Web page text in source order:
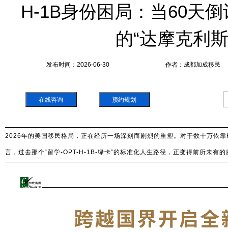
H-1B身份困局：当60天
的“达摩克利
发布时间：2026-06-30 作者：成都加成移民
在线咨询 预约规划
2026年的美国移民格局，正在经历一场深刻而剧烈的重塑。对于数十万依
言，过去那个“留学-OPT-H-1B-绿卡”的标准化人生路径，正变得前所未有的